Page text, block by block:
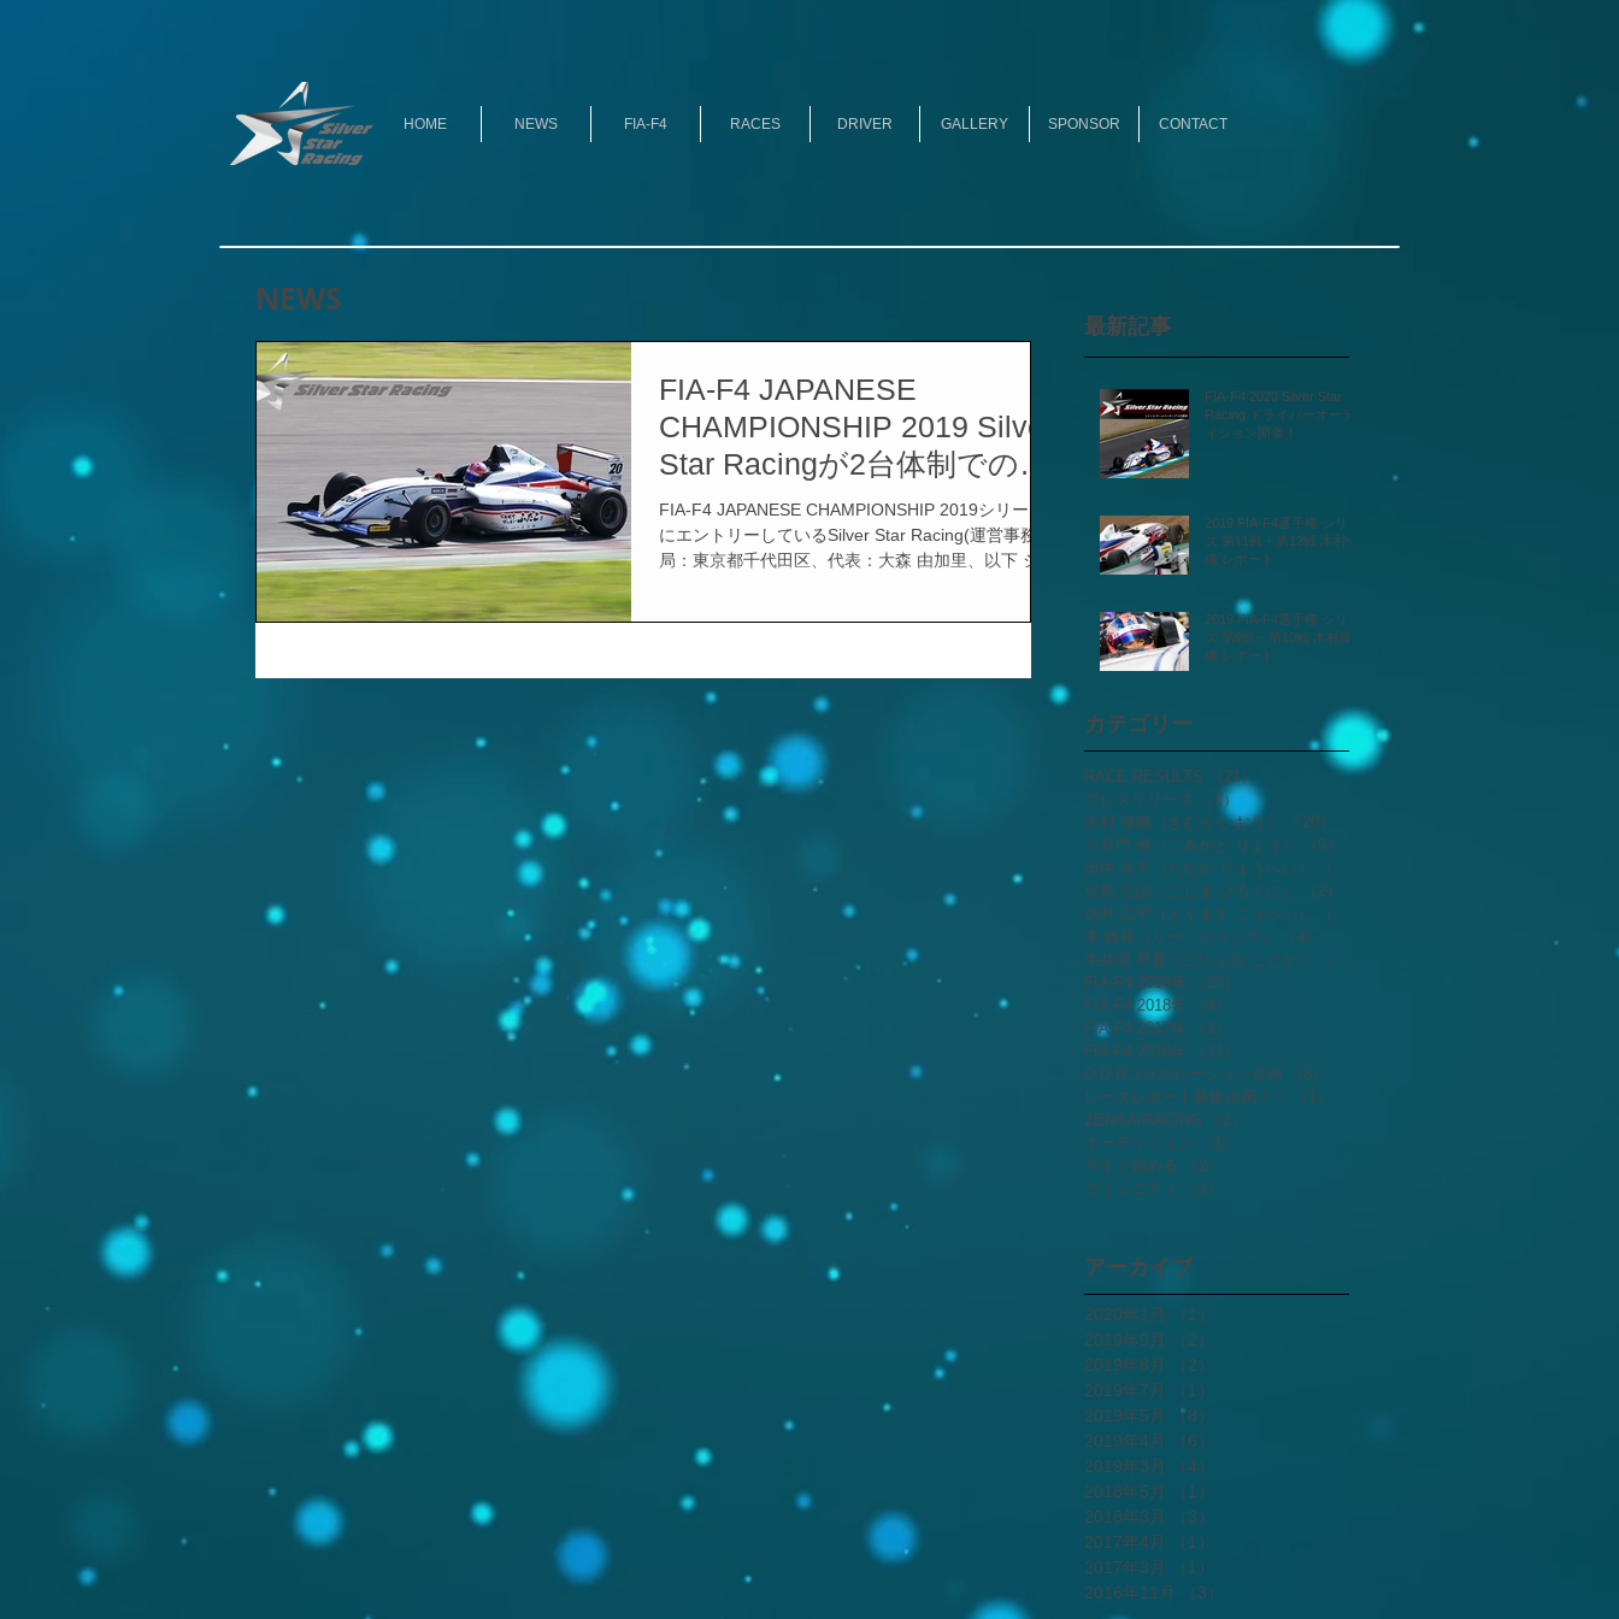
HOME NEWS FIA-F4 RACES DRIVER GALLERY SPONSOR CONTACT
NEWS
FIA-F4 JAPANESE
CHAMPIONSHIP 2019 Silver
Star Racingが2台体制での参
戦を発表～2019年8月3日
(土)・8月4日(日) 富士スピー
ドウェイ～
FIA-F4 JAPANESE CHAMPIONSHIP 2019シリーズ
にエントリーしているSilver Star Racing(運営事務
局：東京都千代田区、代表：大森 由加里、以下 シル
最新記事
FIA-F4 2020 Silver Star
Racing ドライバーオーデ
ィション開催！
2019 FIA-F4選手権 シリー
ズ 第11戦・第12戦 木村偉
織 レポート
2019 FIA-F4選手権 シリー
ズ 第9戦・第10戦 木村偉
織 レポート
カテゴリー
RACE RESULTS （21）
プレスリリース
（1）
1件の記事
木村 偉織（きむら いおり）
（20）
小見門 僚（こみかど りょう）
（5）
田中 良平（たなか りょうへい）
（2）
兒島 弘訓（こじま ひろくに）
（2）
徳升 広平（とくます こうへい）
（3）
李 政祐（リー・ジョンウ）
（4）
牛井渕 琴夏（ごいぶち ことか）
（4）
FIA-F4 2019年
（23）
FIA-F4 2018年
（4）
FIA-F4 2017年
（1）
FIA-F4 2016年
（11）
D.D.Rコラボレーション企画
（5）
レースレポート募集企画！！
（1）
ZENKAIRACING
（2）
オーディション
（1）
今すぐ始める
（2）
コミュニティ
（1）
アーカイブ
2020年1月 （1）
2019年9月
（2）
2019年8月
（2）
2019年7月
（1）
2019年5月
（8）
2019年4月
（6）
2019年3月
（4）
2018年5月
（1）
2018年3月
（3）
2017年4月
（1）
2017年3月
（1）
2016年11月
（3）